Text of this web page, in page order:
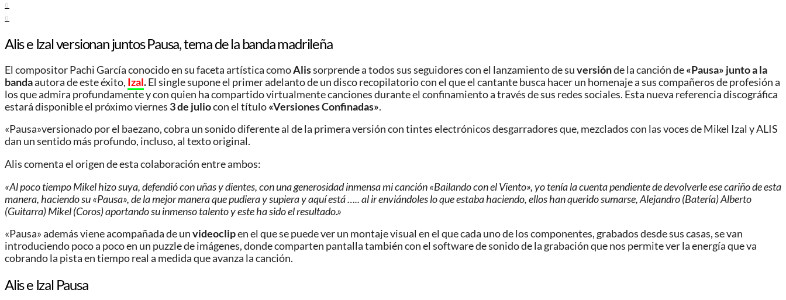
0
0
Alis e Izal versionan juntos Pausa, tema de la banda madrileña
El compositor Pachi García conocido en su faceta artística comoAlissorprende a todos sus seguidores con el lanzamiento de suversiónde la canción de«Pausa» junto a la
bandaautora de este éxito, Izal.El single supone el primer adelanto de un disco recopilatorio con el que el cantante busca hacer un homenaje a sus compañeros de profesión a
los que admira profundamente y con quien ha compartido virtualmente canciones durante el confinamiento a través de sus redes sociales. Esta nueva referencia discográfica
estará disponible el próximo viernes 3 de juliocon el título«Versiones Confinadas».
«Pausa»versionado por el baezano, cobra un sonido diferente al de la primera versión con tintes electrónicos desgarradores que, mezclados con las voces de Mikel Izal y ALIS
dan un sentido más profundo, incluso, al texto original.
Alis comenta el origen de esta colaboración entre ambos:
«Al poco tiempo Mikel hizo suya, defendió con uñas y dientes, con una generosidad inmensa mi canción «Bailando con el Viento», yo tenía la cuenta pendiente de devolverle ese cariño de esta
manera, haciendo su «Pausa», de la mejor manera que pudiera y supiera y aquí está ….. al ir enviándoles lo que estaba haciendo, ellos han querido sumarse, Alejandro (Batería) Alberto
(Guitarra) Mikel (Coros) aportando su inmenso talento y este ha sido el resultado.»
«Pausa» además viene acompañada de unvideoclipen el que se puede ver un montaje visual en el que cada uno de los componentes, grabados desde sus casas, se van
introduciendo poco a poco en un puzzle de imágenes, donde comparten pantalla también con el software de sonido de la grabación que nos permite ver la energía que va
cobrando la pista en tiempo real a medida que avanza la canción.
Alis e Izal Pausa